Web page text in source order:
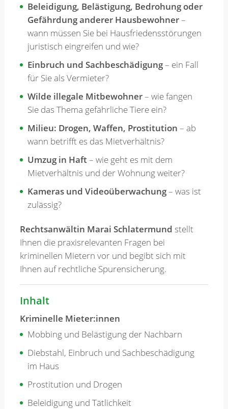
Beleidigung, Belästigung, Bedrohung oder
Gefährdung anderer Hausbewohner–
wann müssen Sie bei Hausfriedensstörungen
juristisch eingreifen und wie?
Einbruch und Sachbeschädigung– ein Fall
für Sie als Vermieter?
Wilde illegale Mitbewohner– wie fangen
Sie das Thema gefährliche Tiere ein?
Milieu: Drogen, Waffen, Prostitution – ab
wann betrifft es das Mietverhältnis?
Umzug in Haft– wie geht es mit dem
Mietverhältnis und der Wohnung weiter?
Kameras und Videoüberwachung– was ist
zulässig?
Rechtsanwältin Marai Schlatermund stellt
Ihnen die praxisrelevanten Fragen bei
kriminellen Mietern vor und begibt sich mit
Ihnen auf rechtliche Spurensicherung.
Inhalt
Kriminelle Mieter:innen
Mobbing und Belästigung der Nachbarn
Diebstahl, Einbruch und Sachbeschädigung
im Haus
Prostitution und Drogen
Beleidigung und Tätlichkeit